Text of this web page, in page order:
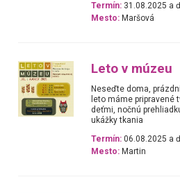
Termín: 31.08.2025 a
Mesto: Maršová
Leto v múzeu
Neseďte doma,
leto máme pripravené
deťmi, nočnú
ukážky tkania
Termín: 06.08.2025 a
Mesto: Martin